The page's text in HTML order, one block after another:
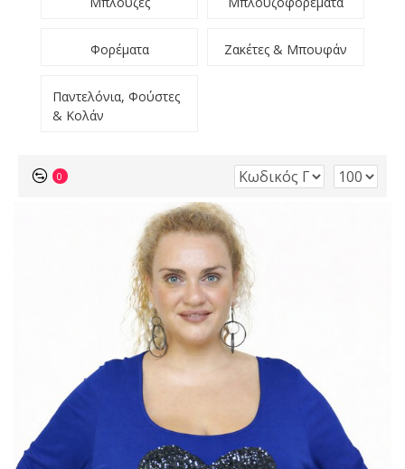
Φορέματα Ζακέτες & Μπουφάν
Παντελόνια, Φούστες
& Κολάν
0